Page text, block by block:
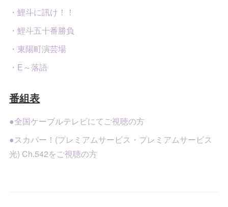
・鯉斗に訊け！！
・鯉斗五十番勝負
・東陽町演芸場
・E～落語
番組表
●全国ケーブルテレビにてご視聴の方
●スカパー！(プレミアムサービス・プレミアムサービス
光) Ch.542をご視聴の方